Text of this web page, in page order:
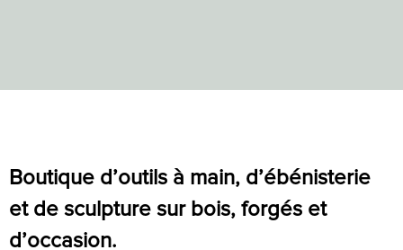
Boutique d’outils à main, d’ébénisterie
et de sculpture sur bois, forgés et
d’occasion.